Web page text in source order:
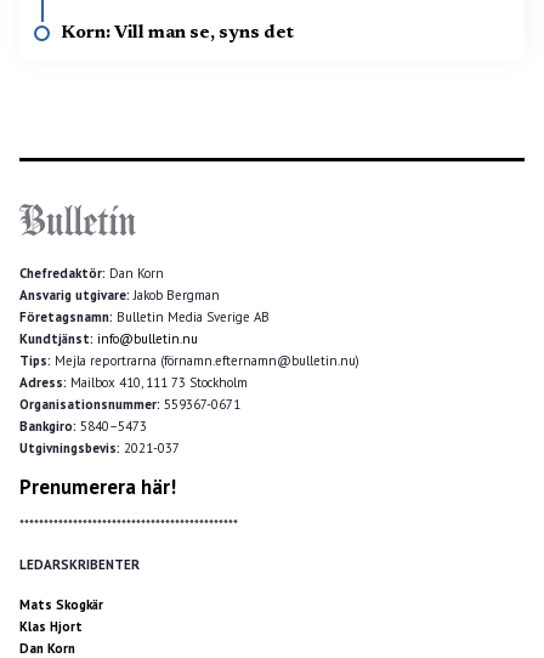
Korn: Vill man se, syns det
Chefredaktör: Dan Korn
Ansvarig utgivare:Jakob Bergman
Företagsnamn: Bulletin Media Sverige AB
Kundtjänst: info@bulletin.nu
Tips: Mejla reportrarna (förnamn.efternamn@bulletin.nu)
Adress: Mailbox 410, 111 73 Stockholm
Organisationsnummer: 559367-0671
Bankgiro: 5840–5473
Utgivningsbevis: 2021-037
Prenumerera här!
*********************************************
LEDARSKRIBENTER
Mats Skogkär
Klas Hjort
Dan Korn